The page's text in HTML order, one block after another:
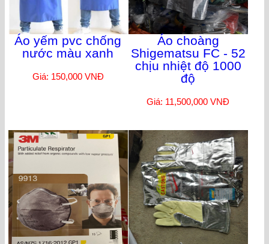
Áo yếm pvc chống
nước màu xanh
Giá: 150,000 VNĐ
Áo choàng
Shigematsu FC - 52
chịu nhiệt độ 1000
độ
Giá: 11,500,000 VNĐ